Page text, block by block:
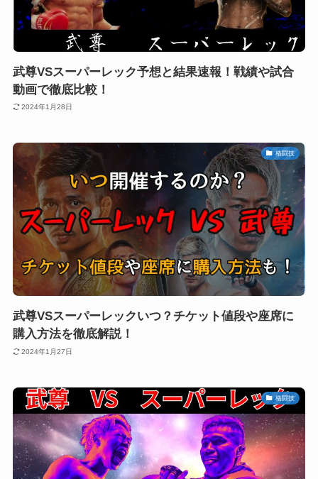
武尊VSスーパーレック予想と結果速報！戦績や試合
動画で徹底比較！
2024年1月28日
格闘技
武尊VSスーパーレックいつ？チケット値段や座席に
購入方法を徹底解説！
2024年1月27日
格闘技